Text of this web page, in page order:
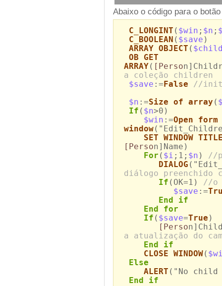
Abaixo o código para o
C_LONGINT ( $win ; $n ;
C_BOOLEAN ( $save )
ARRAY OBJECT (
OB GET
ARRAY ( [Perso
a coleção children
$save := False
//
$n :=Size of array (
If ( $n>0)
$win :=Open form
window
SET WINDOW
[Person]Name)
For ( $i ;1; $n ) //
DIALOG
diálogo preenchido
If (OK=1) //o
$save :=
End if
End for
If ( $save=True )
[Perso
a atualização do
End if
CLOSE WINDOW(
Else
ALERT ("No
End if